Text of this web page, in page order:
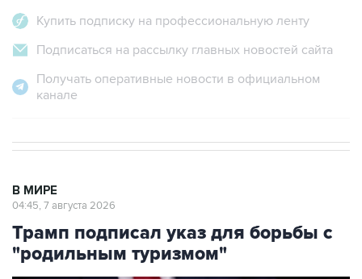
Купить подписку на профессиональную ленту
Подписаться на рассылку главных новостей сайта
Получать оперативные новости в официальном
канале
В МИРЕ
04:45, 7 августа 2026
Трамп подписал указ для борьбы с
"родильным туризмом"